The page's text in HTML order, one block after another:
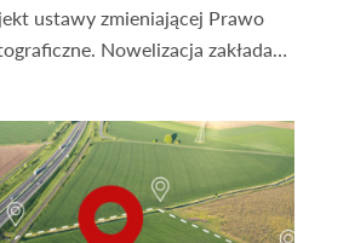
ustawy zmieniającej Prawo
Nowelizacja zakłada
dostęp do danych zawartych w